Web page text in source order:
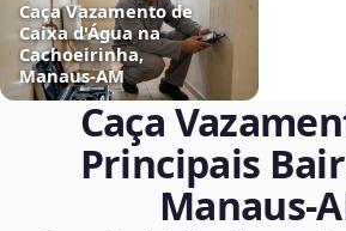
Caça Vazamento de
Caixa d'Água na
Cachoeirinha,
Manaus‑AM
Caça
Principais